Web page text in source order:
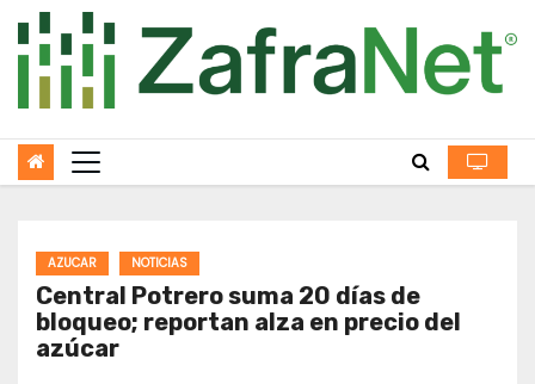
to
content
AZUCAR NOTICIAS
Central Potrero suma 20 días de
bloqueo; reportan alza en precio del
azúcar